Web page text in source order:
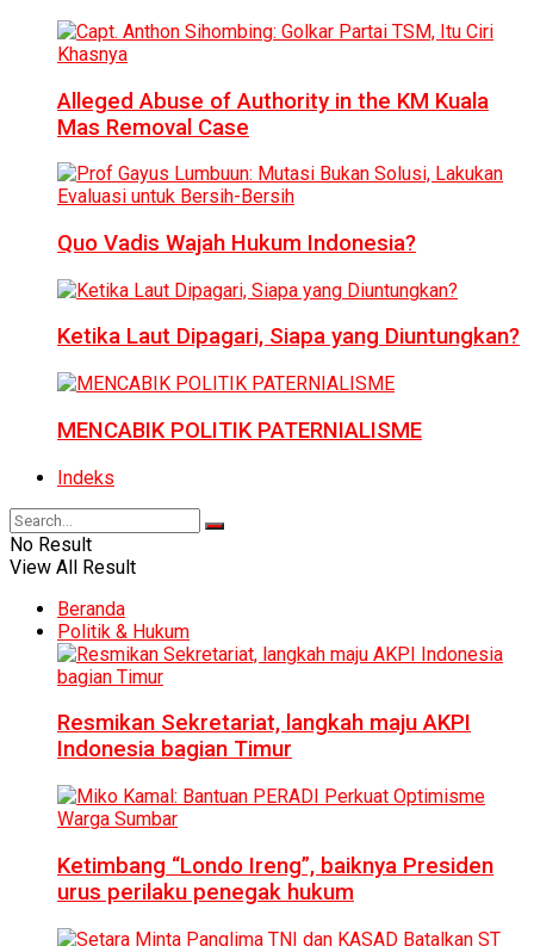
Alleged Abuse of Authority in the KM Kuala
Mas Removal Case
Quo Vadis Wajah Hukum Indonesia?
Ketika Laut Dipagari, Siapa yang Diuntungkan?
MENCABIK POLITIK PATERNIALISME
Indeks
No Result
View All Result
Beranda
Politik & Hukum
Resmikan Sekretariat, langkah maju AKPI
Indonesia bagian Timur
Ketimbang “Londo Ireng”, baiknya Presiden
urus perilaku penegak hukum